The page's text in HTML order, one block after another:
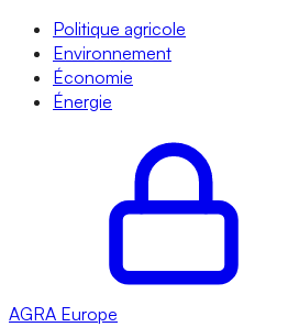
Politique agricole
Environnement
Économie
Énergie
AGRA Europe